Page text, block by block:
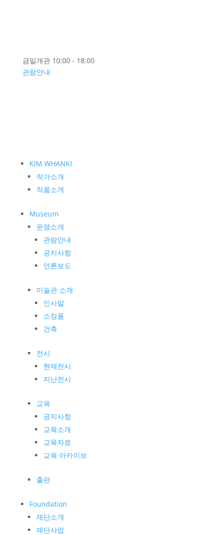
금일개관 10:00 - 18:00
관람안내
KIM WHANKI
작가소개
작품소개
Museum
운영소개
관람안내
공지사항
언론보도
미술관 소개
인사말
소장품
건축
전시
현재전시
지난전시
교육
공지사항
교육소개
교육자료
교육 아카이브
출판
Foundation
재단소개
재단사업